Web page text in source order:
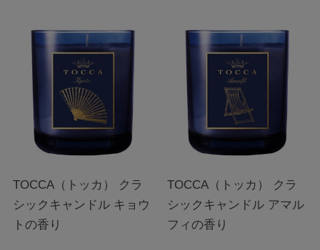
TOCCA（トッカ） クラ
シックキャンドル キョウ
トの香り
TOCCA（トッカ） クラ
シックキャンドル アマル
フィの香り